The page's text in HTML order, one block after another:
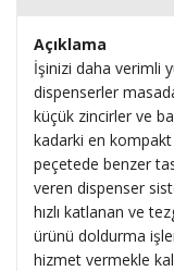
Açıklama
İşinizi daha verimli
dispenserler
küçük zincirler ve
kadarki en
peçetede benzer
veren dispenser
hızlı katlanan ve
ürünü doldurma
hizmet vermekle